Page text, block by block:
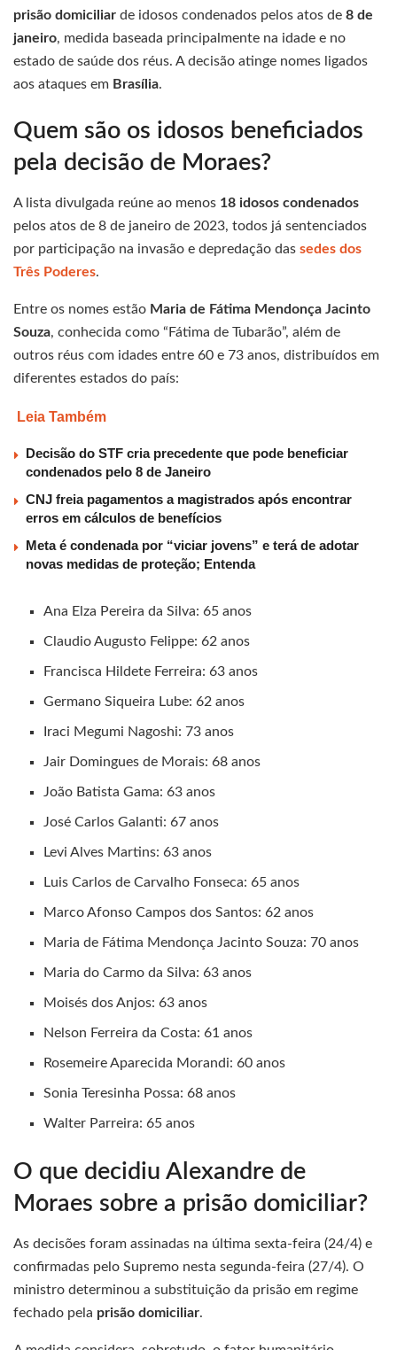
prisão domiciliar de idosos condenados pelos atos de 8 de
janeiro, medida baseada principalmente na idade e no
estado de saúde dos réus. A decisão atinge nomes ligados
aos ataques em Brasília.
Quem são os idosos beneficiados
pela decisão de Moraes?
A lista divulgada reúne ao menos 18 idosos condenados
pelos atos de 8 de janeiro de 2023, todos já sentenciados
por participação na invasão e depredação das sedes dos
Três Poderes.
Entre os nomes estão Maria de Fátima Mendonça Jacinto
Souza, conhecida como “Fátima de Tubarão”, além de
outros réus com idades entre 60 e 73 anos, distribuídos em
diferentes estados do país:
Leia Também
Decisão do STF cria precedente que pode beneficiar
condenados pelo 8 de Janeiro
CNJ freia pagamentos a magistrados após encontrar
erros em cálculos de benefícios
Meta é condenada por “viciar jovens” e terá de adotar
novas medidas de proteção; Entenda
Ana Elza Pereira da Silva: 65 anos
Claudio Augusto Felippe: 62 anos
Francisca Hildete Ferreira: 63 anos
Germano Siqueira Lube: 62 anos
Iraci Megumi Nagoshi: 73 anos
Jair Domingues de Morais: 68 anos
João Batista Gama: 63 anos
José Carlos Galanti: 67 anos
Levi Alves Martins: 63 anos
Luis Carlos de Carvalho Fonseca: 65 anos
Marco Afonso Campos dos Santos: 62 anos
Maria de Fátima Mendonça Jacinto Souza: 70 anos
Maria do Carmo da Silva: 63 anos
Moisés dos Anjos: 63 anos
Nelson Ferreira da Costa: 61 anos
Rosemeire Aparecida Morandi: 60 anos
Sonia Teresinha Possa: 68 anos
Walter Parreira: 65 anos
O que decidiu Alexandre de
Moraes sobre a prisão domiciliar?
As decisões foram assinadas na última sexta-feira (24/4) e
confirmadas pelo Supremo nesta segunda-feira (27/4). O
ministro determinou a substituição da prisão em regime
fechado pela prisão domiciliar.